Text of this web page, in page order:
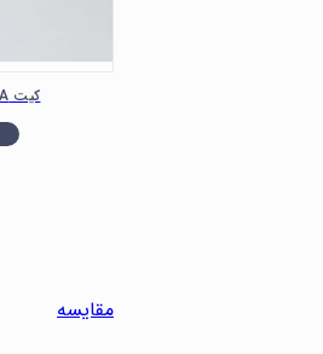
کیت PSA پیشتاز طب
مقایسه